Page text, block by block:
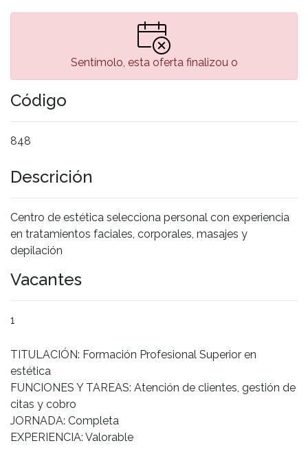
Sentímolo, esta oferta finalizou o
Código
848
Descrición
Centro de estética selecciona personal con experiencia
en tratamientos faciales, corporales, masajes y
depilación
Vacantes
1
TITULACIÓN: Formación Profesional Superior en
estética
FUNCIONES Y TAREAS: Atención de clientes, gestión de
citas y cobro
JORNADA: Completa
EXPERIENCIA: Valorable